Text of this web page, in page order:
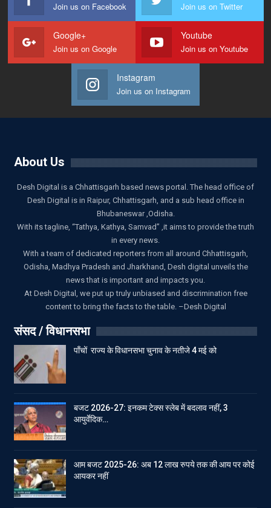
Join us on Facebook Join us on Twitter
Google+
Join us on Google
Youtube
Join us on Youtube
Instagram
Join us on Instagram
About Us
Desh Digital is a Chhattisgarh based news portal. The head office of
Desh Digital is in Raipur, Chhattisgarh, and a sub head office in
Bhubaneswar ,Odisha.
With its tagline, “Tathya, Kathya, Samvad” ,it aims to provide the truth
in every news.
With a team of dedicated reporters from all around Chhattisgarh,
Odisha, Madhya Pradesh and Jharkhand, Desh digital unveils the
news that is important and impacts you.
At Desh Digital, we put up truly unbiased and discrimination free
content to bring the facts to the table. –Desh Digital
संसद / विधानसभा
पाँचों राज्य के विधानसभा चुनाव के नतीजे 4 मई को
बजट 2026-27: इनकम टेक्स स्लेब में बदलाव नहीं, 3
आयुर्वेदिक…
आम बजट 2025-26: अब 12 लाख रुपये तक की आय पर कोई
आयकर नहीं